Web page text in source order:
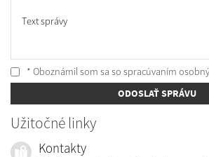
Text správy
* Oboznámil som sa so spracúvaním
ODOSLAŤ SPRÁVU
Užitočné linky
Kontakty